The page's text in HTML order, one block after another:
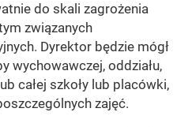
do skali zagrożenia
związanych
Dyrektor będzie mógł
wychowawczej, oddziału,
całej szkoły lub placówki,
zajęć.